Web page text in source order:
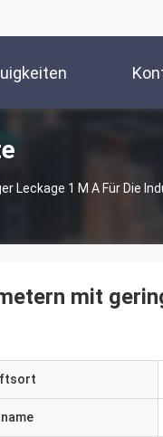
Leckage 1 Μ A Für Die
mit